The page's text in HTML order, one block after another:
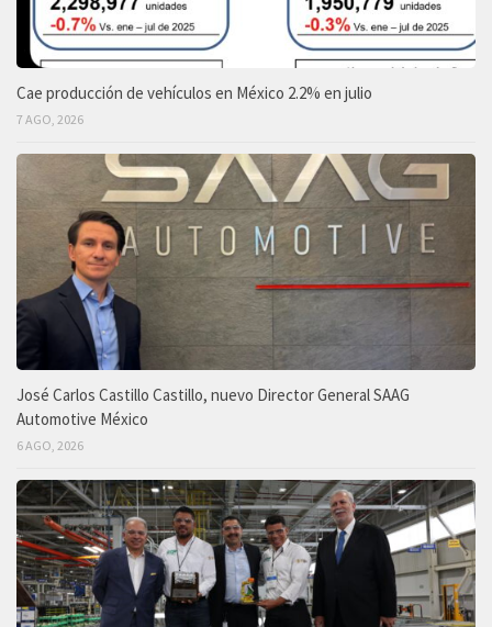
Cae producción de vehículos en México 2.2% en julio
7 AGO, 2026
José Carlos Castillo Castillo, nuevo Director General SAAG
Automotive México
6 AGO, 2026